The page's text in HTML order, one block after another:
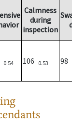
Calmness
during
inspection
0.54 106 0.53 98